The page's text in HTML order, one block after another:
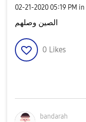
‎02-21-2020 05:19 PM in
الصين وصلهم
0 Likes
bandarah